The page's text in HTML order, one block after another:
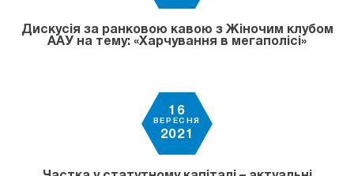
Дискусія за ранковою кавою з Жіночим клубом
ААУ на тему: «Харчування в мегаполісі»
16
ВЕРЕСНЯ
2021